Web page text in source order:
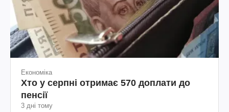
Економіка
Хто у серпні отримає 570 доплати до
пенсії
3 дні тому